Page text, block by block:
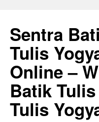
Sentra
Tulis
Online –
Batik
Tulis